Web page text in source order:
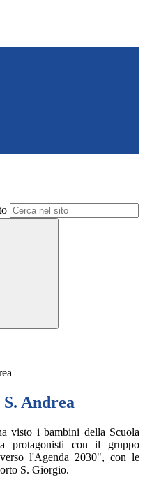
Andrea
visto i bambini della Scuola
protagonisti con il gruppo
l'Agenda 2030", con le
S. Giorgio.